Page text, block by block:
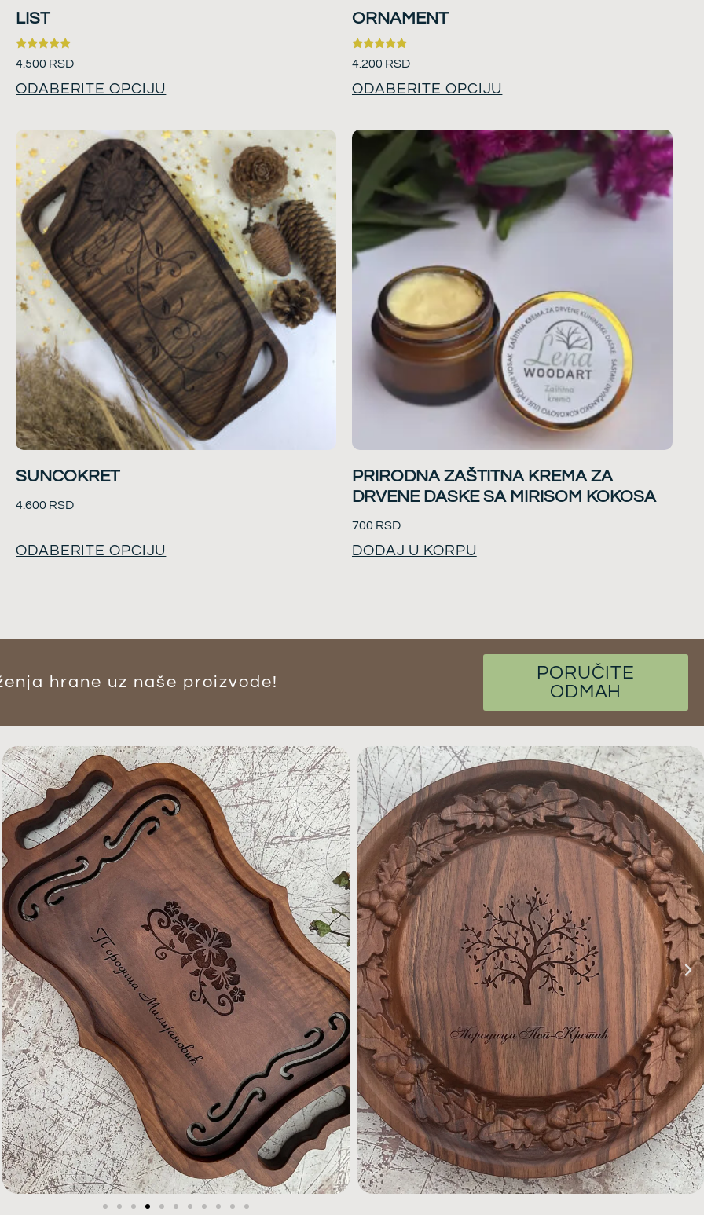
LIST
Ocenjeno
sa
od 5
4.500 RSD
ODABERITE OPCIJU
ORNAMENT
Ocenjeno
sa
od 5
4.200 RSD
ODABERITE OPCIJU
SUNCOKRET
4.600 RSD
ODABERITE OPCIJU
PRIRODNA ZAŠTITNA KREMA ZA
DRVENE DASKE SA MIRISOM KOKOSA
700 RSD
DODAJ U KORPU
hrane uz naše proizvode​!
PORUČITE
ODMAH